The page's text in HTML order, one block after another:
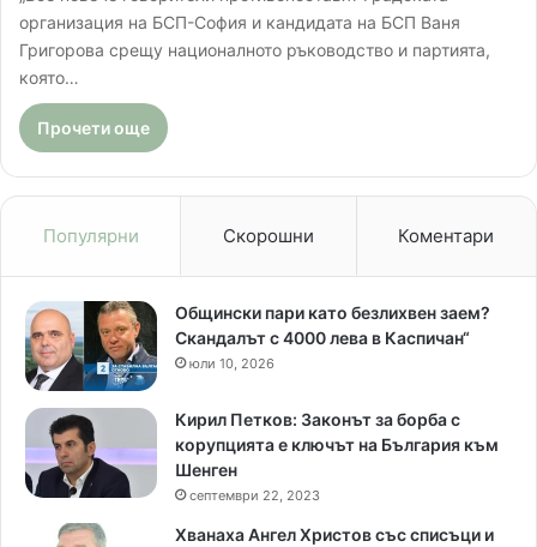
организация на БСП-София и кандидата на БСП Ваня
Григорова срещу националното ръководство и партията,
която…
Прочети още
Популярни Скорошни Коментари
Общински пари като безлихвен заем?
Скандалът с 4000 лева в Каспичан“
юли 10, 2026
Кирил Петков: Законът за борба с
корупцията е ключът на България към
Шенген
септември 22, 2023
Хванаха Ангел Христов със списъци и